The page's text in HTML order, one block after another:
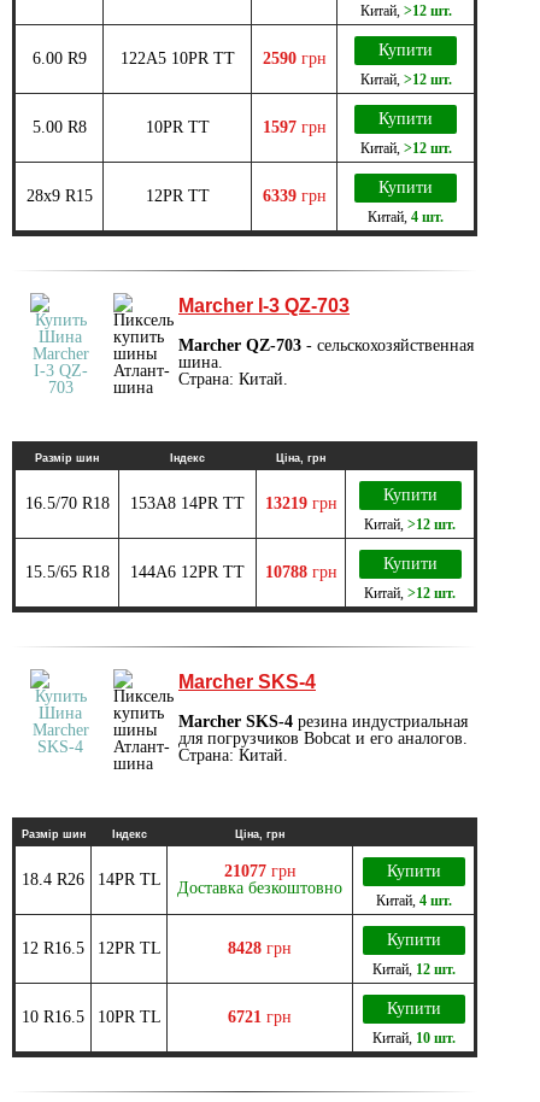
Китай, >12 шт.
6.00 R9 122A5 10PR TT 2590 грн Купити
Китай, >12 шт.
5.00 R8 10PR TT 1597 грн Купити
Китай, >12 шт.
28x9 R15 12PR TT 6339 грн Купити
Китай 4 шт.
Marcher I-3 QZ-703
Marcher QZ-703 - сельскохозяйственная
шина.
Страна: Китай.
Размір шин Індекс Ціна, грн
16.5/70 R18 153A8 14PR TT 13219 грн Купити
Китай >12 шт.
15.5/65 R18 144A6 12PR TT 10788 грн Купити
Китай >12 шт.
Marcher SKS-4
Marcher SKS-4 резина индустриальная
для погрузчиков Bobcat и его аналогов.
Страна: Китай.
Размір шин Індекс Ціна, грн
18.4 R26 14PR TL 21077 грн
Доставка безкоштовно
Купити
Китай, 4 шт.
12 R16.5 12PR TL 8428 грн Купити
Китай, 12 шт.
10 R16.5 10PR TL 6721 грн Купити
Китай, 10 шт.